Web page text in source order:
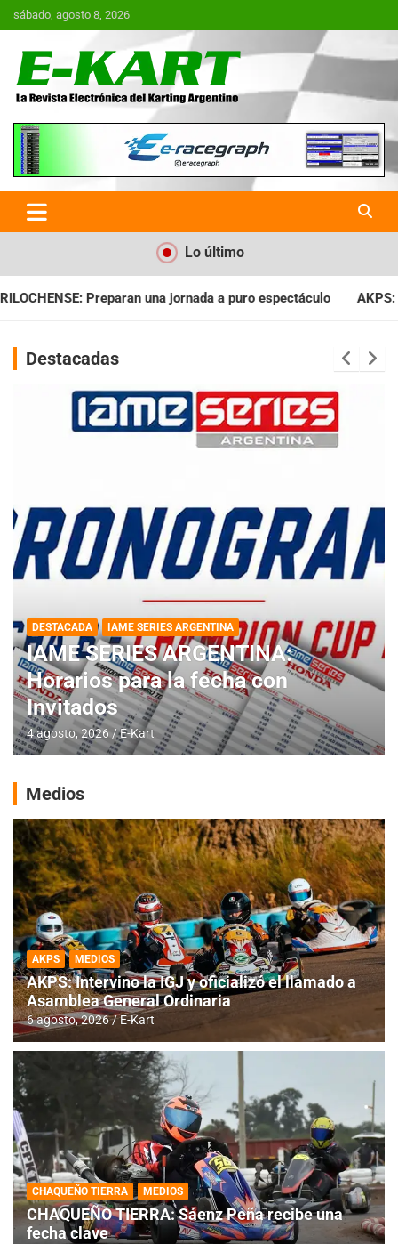
Saltar
al
sábado, agosto 8, 2026
E-Kart.com.ar | La Revista
Electrónica del Karting en
Argentina
Lo último
a puro espectáculo AKPS: Intervino la IGJ y oficializó el
Destacadas
DESTACADA IAME SERIES ARGENTINA
IAME SERIES ARGENTINA:
Horarios para la fecha con
Invitados
4 agosto, 2026 E-Kart
Medios
AKPS MEDIOS
AKPS: Intervino la IGJ y oficializó el llamado a
Asamblea General Ordinaria
6 agosto, 2026 E-Kart
CHAQUEÑO TIERRA MEDIOS
CHAQUEÑO TIERRA: Sáenz Peña recibe una
fecha clave